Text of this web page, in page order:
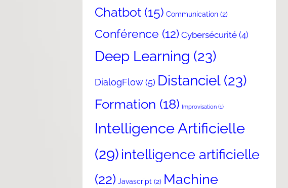
Chatbot (15) Communication (2)
Conférence (12) Cybersécurité (4)
Deep Learning (23)
DialogFlow(5) Distanciel(23)
Formation (18) Improvisation (1)
Intelligence Artificielle
(29) intelligence artificielle
(22) Javascript (2) Machine